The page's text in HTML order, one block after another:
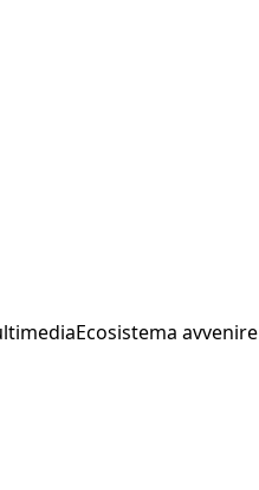
Ecosistema avvenire